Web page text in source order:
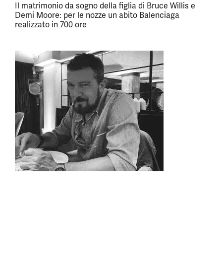
Il matrimonio da sogno della figlia di Bruce Willis e
Demi Moore: per le nozze un abito Balenciaga
realizzato in 700 ore